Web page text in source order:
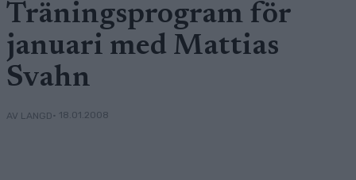
Träningsprogram för
januari med Mattias
Svahn
AV LANGD• 18.01.2008